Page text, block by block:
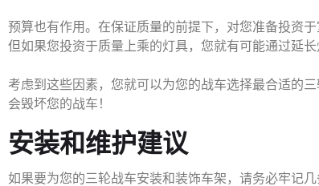
预算也有作用。在保证质量的前提下，对您准备投资
但如果您投资于质量上乘的灯具，您就有可能通过延
考虑到这些因素，您就可以为您的战车选择最合适的
会毁坏您的战车！
安装和维护建议
如果要为您的三轮战车安装和装饰车架，请务必牢记几